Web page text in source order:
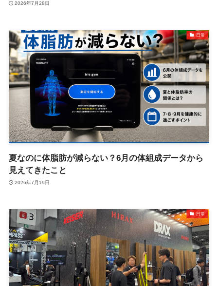
2026年7月28日
日常
夏なのに体脂肪が減らない？6月の体組成データから
見えてきたこと
2026年7月19日
日常